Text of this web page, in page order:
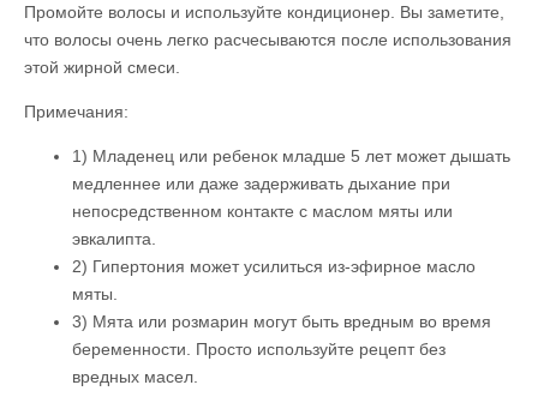
Промойте волосы и используйте кондиционер. Вы заметите,
что волосы очень легко расчесываются после использования
этой жирной смеси.
Примечания:
1) Младенец или ребенок младше 5 лет может дышать
медленнее или даже задерживать дыхание при
непосредственном контакте с маслом мяты или
эвкалипта.
2) Гипертония может усилиться из-эфирное масло
мяты.
3) Мята или розмарин могут быть вредным во время
беременности. Просто используйте рецепт без
вредных масел.